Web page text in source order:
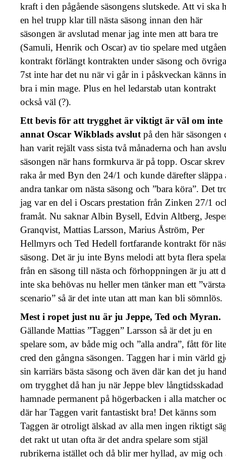
kraft i den pågående säsongens slutskede. Att vi ska
en hel trupp klar till nästa säsong innan den här
säsongen är avslutad menar jag inte men att bara tre
(Samuli, Henrik och Oscar) av tio spelare med
kontrakt förlängt kontrakten under säsong och övriga
7st inte har det nu när vi går in i påskveckan känns
bra i min mage. Plus en hel ledarstab utan kontrakt
också väl (?).
Ett bevis för att trygghet är viktigt är väl om inte
annat Oscar Wikblads avslut på den här säsongen
han varit rejält vass sista två månaderna och han
säsongen när hans formkurva är på topp. Oscar
raka år med Byn den 24/1 och kunde därefter släppa
andra tankar om nästa säsong och ”bara köra”. Det
jag var en del i Oscars prestation från Zinken 27/1
framåt. Nu saknar Albin Bysell, Edvin Altberg,
Granqvist, Mattias Larsson, Marius Åström, Per
Hellmyrs och Ted Hedell fortfarande kontrakt för
säsong. Det är ju inte Byns melodi att byta flera
från en säsong till nästa och förhoppningen är ju att
inte ska behövas nu heller men tänker man ett
scenario” så är det inte utan att man kan bli sömnlös.
Mest i ropet just nu är ju Jeppe, Ted och Myran.
Gällande Mattias ”Taggen” Larsson så är det ju en
spelare som, av både mig och ”alla andra”, fått för lite
cred den gångna säsongen. Taggen har i min värld
sin karriärs bästa säsong och även där kan det ju
om trygghet då han ju när Jeppe blev långtidsskadad
hamnade permanent på högerbacken i alla matcher
där har Taggen varit fantastiskt bra! Det känns som
Taggen är otroligt älskad av alla men ingen riktigt
det rakt ut utan ofta är det andra spelare som stjäl
rubrikerna istället och då blir mer hyllad, av mig och